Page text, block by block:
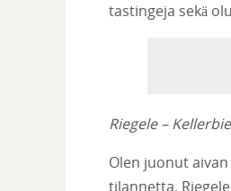
tastingeja sekä
Riegele –
Olen juonut
tilannetta.